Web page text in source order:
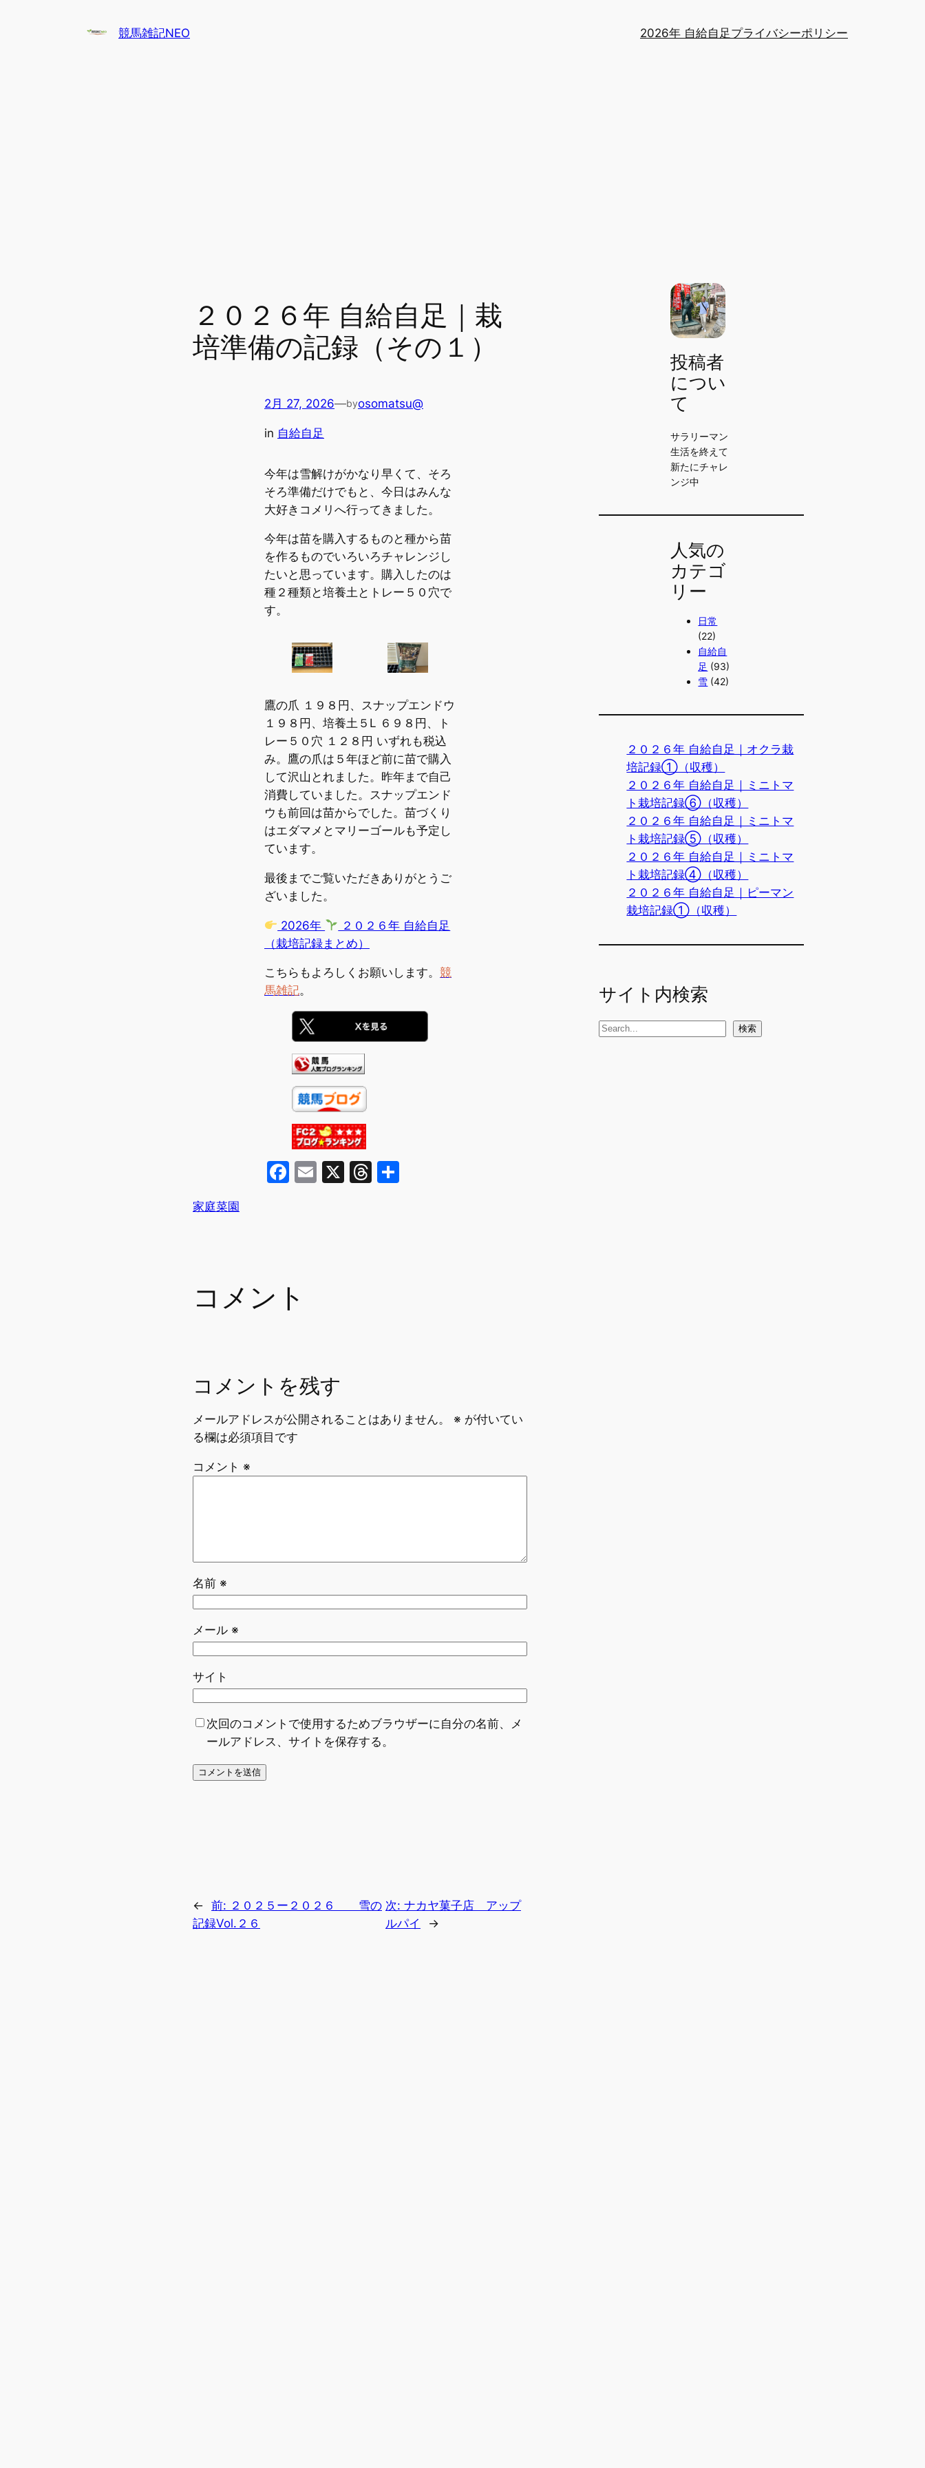
競馬雑記NEO 2026年 自給自足プライバシーポリシー
２０２６年 自給自足｜栽
培準備の記録（その１）
2月 27, 2026—byosomatsu@
in 自給自足
今年は雪解けがかなり早くて、そろ
そろ準備だけでもと、今日はみんな
大好きコメリへ行ってきました。
今年は苗を購入するものと種から苗
を作るものでいろいろチャレンジし
たいと思っています。購入したのは
種２種類と培養土とトレー５０穴で
す。
鷹の爪 １９８円、スナップエンドウ
１９８円、培養土５L ６９８円、ト
レー５０穴 １２８円 いずれも税込
み。鷹の爪は５年ほど前に苗で購入
して沢山とれました。昨年まで自己
消費していました。スナップエンド
ウも前回は苗からでした。苗づくり
はエダマメとマリーゴールも予定し
ています。
最後までご覧いただきありがとうご
ざいました。
2026年
２０２６年 自給自足
（栽培記録まとめ）
こちらもよろしくお願いします。 競
馬雑記。
F
o
o
E
X
T
家庭菜園
コメント
コメントを残す
メールアドレスが公開されることはありません。 ※ が付いてい
る欄は必須項目です
コメント ※
名前 ※
メール ※
サイト
次回のコメントで使用するためブラウザーに自分の名前、メ
ールアドレス、サイトを保存する。
← 前: ２０２５ー２０２６ 雪の
記録Vol.２６
次: ナカヤ菓子店 アップ
ルパイ
→
投稿者
につい
て
サラリーマン
生活を終えて
新たにチャレ
ンジ中
人気の
カテゴ
リー
日常
(22)
自給自
足 (93)
雪 (42)
２０２６年 自給自足｜オクラ栽
培記録①（収穫）
２０２６年 自給自足｜ミニトマ
ト栽培記録⑥（収穫）
２０２６年 自給自足｜ミニトマ
ト栽培記録⑤（収穫）
２０２６年 自給自足｜ミニトマ
ト栽培記録④（収穫）
２０２６年 自給自足｜ピーマン
栽培記録①（収穫）
サイト内検索
検
検索